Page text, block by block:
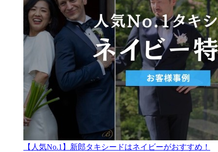
【人気No.1】新郎タキシードはネイビーがおすすめ！